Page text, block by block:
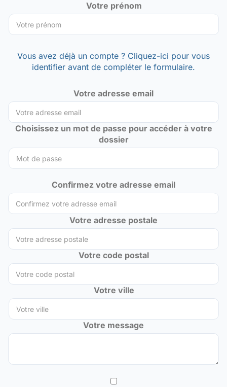
Votre prénom
Vous avez déjà un compte ? Cliquez-ici pour vous
identifier avant de compléter le formulaire.
Votre adresse email
Choisissez un mot de passe pour accéder à votre
dossier
Confirmez votre adresse email
Votre adresse postale
Votre code postal
Votre ville
Votre message